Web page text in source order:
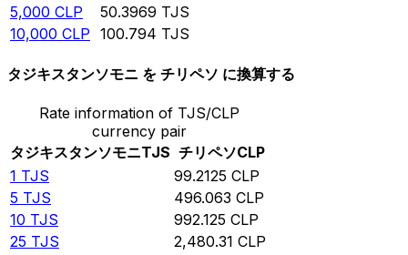
5,000 CLP 50.3969 TJS
10,000 CLP 100.794 TJS
タジキスタンソモニ を チリペソ に換算する
Rate information of TJS/CLP
currency pair
タジキスタンソモニTJS チリペソCLP
1 TJS 99.2125 CLP
5 TJS 496.063 CLP
10 TJS 992.125 CLP
25 TJS 2,480.31 CLP